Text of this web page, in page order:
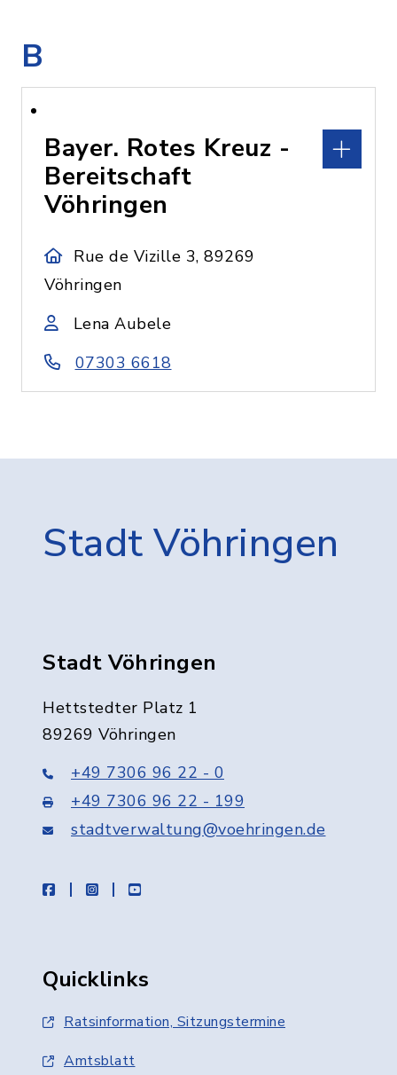
B
Bayer. Rotes Kreuz -
Bereitschaft
Vöhringen
Rue de Vizille 3, 89269
Vöhringen
Lena Aubele
07303 6618
Stadt Vöhringen
Stadt Vöhringen
Hettstedter Platz 1
89269 Vöhringen
+49 7306 96 22 - 0
+49 7306 96 22 - 199
stadtverwaltung@voehringen.de
facebookinstagramyoutube
Quicklinks
Ratsinformation, Sitzungstermine
Amtsblatt